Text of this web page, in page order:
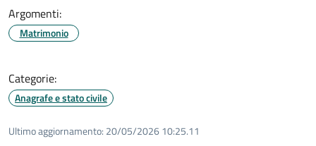
Argomenti:
Matrimonio
Categorie:
Anagrafe e stato civile
Ultimo aggiornamento: 20/05/2026 10:25.11